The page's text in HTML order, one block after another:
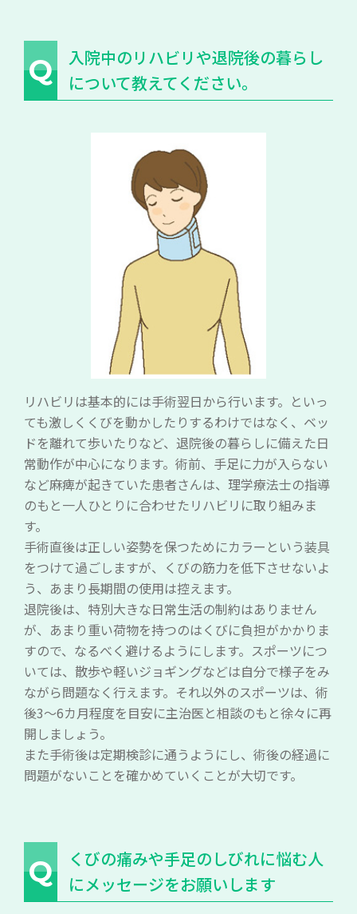
Q
入院中のリハビリや退院後の暮らし
について教えてください。
リハビリは基本的には手術翌日から行います。といっ
ても激しくくびを動かしたりするわけではなく、ベッ
ドを離れて歩いたりなど、退院後の暮らしに備えた日
常動作が中心になります。術前、手足に力が入らない
など麻痺が起きていた患者さんは、理学療法士の指導
のもと一人ひとりに合わせたリハビリに取り組みま
す。
手術直後は正しい姿勢を保つためにカラーという装具
をつけて過ごしますが、くびの筋力を低下させないよ
う、あまり長期間の使用は控えます。
退院後は、特別大きな日常生活の制約はありません
が、あまり重い荷物を持つのはくびに負担がかかりま
すので、なるべく避けるようにします。スポーツにつ
いては、散歩や軽いジョギングなどは自分で様子をみ
ながら問題なく行えます。それ以外のスポーツは、術
後3～6カ月程度を目安に主治医と相談のもと徐々に再
開しましょう。
また手術後は定期検診に通うようにし、術後の経過に
問題がないことを確かめていくことが大切です。
Q
くびの痛みや手足のしびれに悩む人
にメッセージをお願いします